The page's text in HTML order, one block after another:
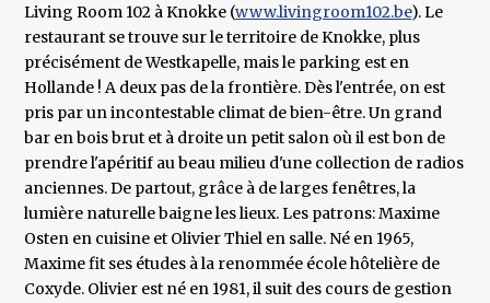
Living Room 102 à Knokke (www.livingroom102.be). Le
restaurant se trouve sur le territoire de Knokke, plus
précisément de Westkapelle, mais le parking est en
Hollande ! A deux pas de la frontière. Dès l'entrée, on est
pris par un incontestable climat de bien-être. Un grand
bar en bois brut et à droite un petit salon où il est bon de
prendre l'apéritif au beau milieu d'une collection de radios
anciennes. De partout, grâce à de larges fenêtres, la
lumière naturelle baigne les lieux. Les patrons: Maxime
Osten en cuisine et Olivier Thiel en salle. Né en 1965,
Maxime fit ses études à la renommée école hôtelière de
Coxyde. Olivier est né en 1981, il suit des cours de gestion